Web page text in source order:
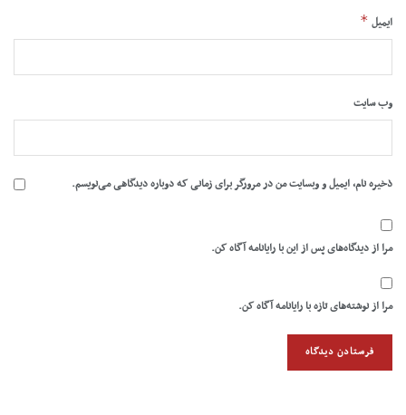
ایمیل *
وب‌ سایت
ذخیره نام، ایمیل و وبسایت من در مرورگر برای زمانی که دوباره دیدگاهی می‌نویسم.
مرا از دیدگاه‌های پس از این با رایانامه آگاه کن.
مرا از نوشته‌های تازه با رایانامه آگاه کن.